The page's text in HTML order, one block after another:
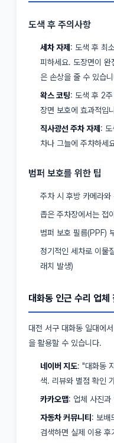
도색 후 주의사항
세차 자제 : 도색 후 최
피하세요. 도장면이 완
은 손상을 줄 수 있습
왁스 코팅: 도색 후 2
장면 보호에 효과적입
직사광선 주차 자제 : 도
차나 그늘에 주차하세
범퍼 보호를 위한 팁
주차 시 후방 카메라와
좁은 주차장에서는 접
범퍼 보호 필름(PPF)
정기적인 세차로 이물
래치 발생)
대화동 인근 수리 업체
대전 서구 대화동 일대에
을 활용할 수 있습니다.
네이버 지도: "대화동
색. 리뷰와 별점 확인
카카오맵: 업체 사진과
자동차 커뮤니티 : 보배
검색하면 실제 이용 후